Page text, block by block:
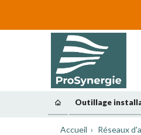
Outillage
Accueil Réseaux